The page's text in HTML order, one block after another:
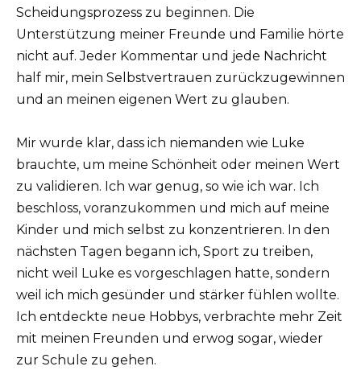
Scheidungsprozess zu beginnen. Die
Unterstützung meiner Freunde und Familie hörte
nicht auf. Jeder Kommentar und jede Nachricht
half mir, mein Selbstvertrauen zurückzugewinnen
und an meinen eigenen Wert zu glauben.
Mir wurde klar, dass ich niemanden wie Luke
brauchte, um meine Schönheit oder meinen Wert
zu validieren. Ich war genug, so wie ich war. Ich
beschloss, voranzukommen und mich auf meine
Kinder und mich selbst zu konzentrieren. In den
nächsten Tagen begann ich, Sport zu treiben,
nicht weil Luke es vorgeschlagen hatte, sondern
weil ich mich gesünder und stärker fühlen wollte.
Ich entdeckte neue Hobbys, verbrachte mehr Zeit
mit meinen Freunden und erwog sogar, wieder
zur Schule zu gehen.